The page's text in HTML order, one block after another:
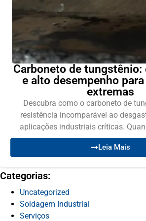
Carboneto de
e alto desempenho
extremas
Descubra como o carboneto de
resistência incomparável ao
aplicações industriais críticas.
Leia Mais
Categorias:
Uncategorized
Soldagem Industrial
Serviços